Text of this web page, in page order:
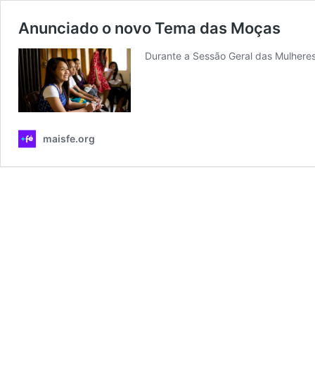
Anunciado o novo Tema das Moças
Durante a Sessão Geral das
maisfe.org